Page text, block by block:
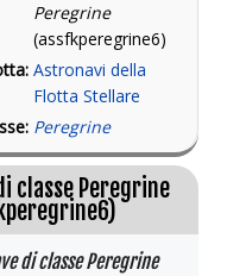
Peregrine
(assfkperegrine6)
Astronavi della
Flotta Stellare
Peregrine
classe Peregrine
di classe Peregrine